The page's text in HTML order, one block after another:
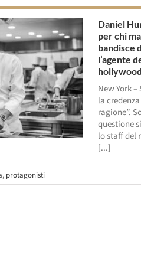
Daniel
per chi
bandisce
l’agente
New York
la
ragione”.
questione
lo staff del
[...]
, protagonisti